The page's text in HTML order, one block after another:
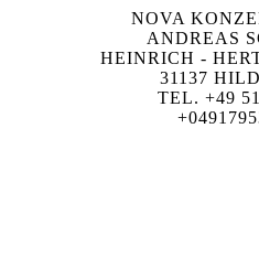
NOVA
ANDREAS
HEINRICH -
31137
TEL. +49